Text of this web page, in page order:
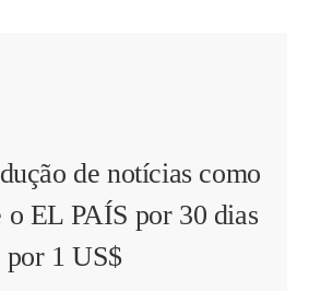
de notícias como
o EL PAÍS por 30 dias
por 1 US$